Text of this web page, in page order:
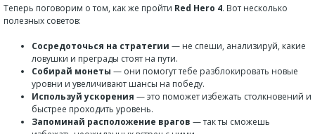
Теперь поговорим о том, как же пройти Red Hero 4. Вот несколько
полезных советов:
Сосредоточься на стратегии — не спеши, анализируй, какие
ловушки и преграды стоят на пути.
Собирай монеты — они помогут тебе разблокировать новые
уровни и увеличивают шансы на победу.
Используй ускорения — это поможет избежать столкновений и
быстрее проходить уровень.
Запоминай расположение врагов — так ты сможешь